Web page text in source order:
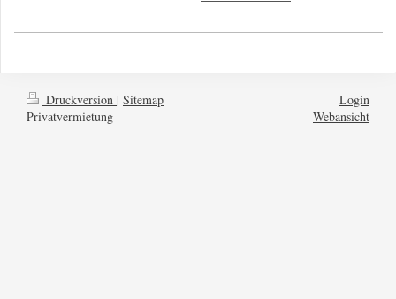
Druckversion | Sitemap
Privatvermietung
Login
Webansicht